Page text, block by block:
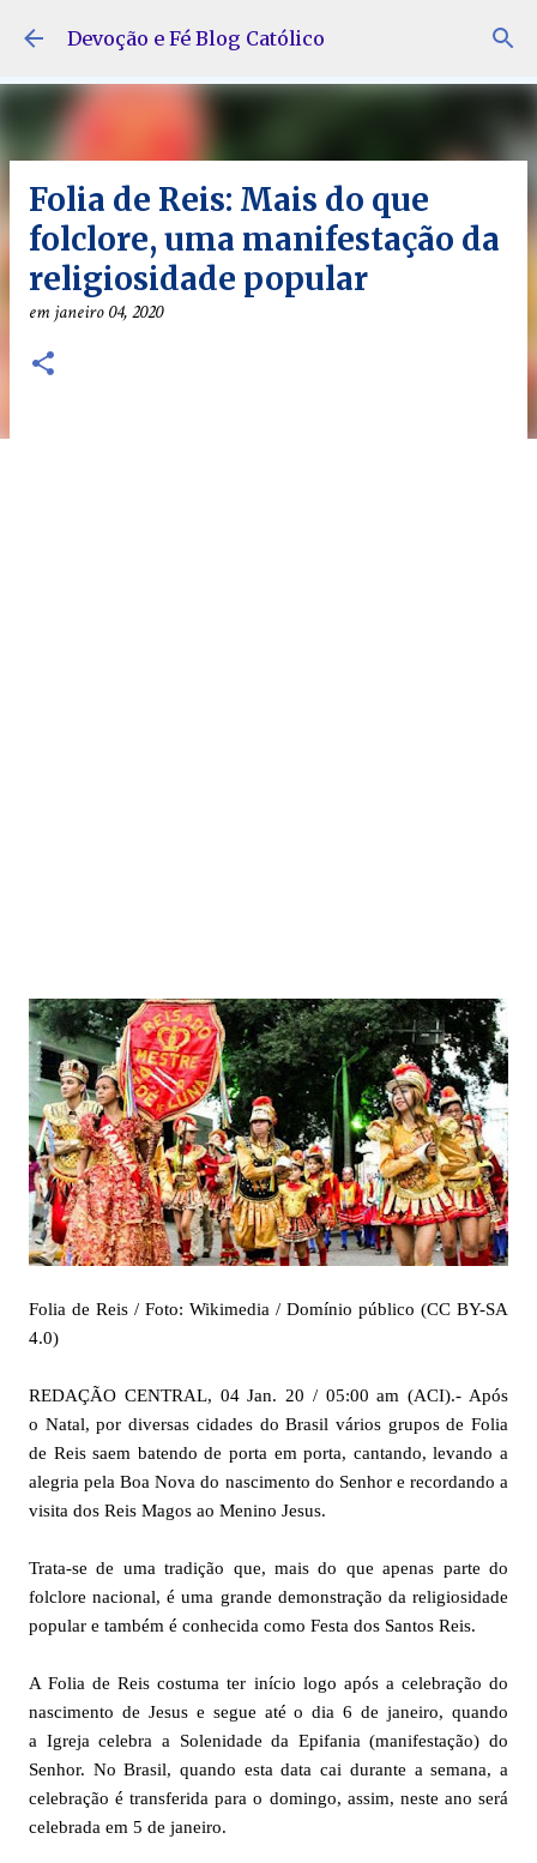
Pular para o conteúdo principal
Devoção e Fé Blog Católico
Folia de Reis: Mais do que
folclore, uma manifestação da
religiosidade popular
emjaneiro 04, 2020
Folia de Reis / Foto: Wikimedia / Domínio público (CC BY-SA
4.0)
REDAÇÃO CENTRAL, 04 Jan. 20 / 05:00 am (ACI).- Após
o Natal, por diversas cidades do Brasil vários grupos de Folia
de Reis saem batendo de porta em porta, cantando, levando a
alegria pela Boa Nova do nascimento do Senhor e recordando a
visita dos Reis Magos ao Menino Jesus.
Trata-se de uma tradição que, mais do que apenas parte do
folclore nacional, é uma grande demonstração da religiosidade
popular e também é conhecida como Festa dos Santos Reis.
A Folia de Reis costuma ter início logo após a celebração do
nascimento de Jesus e segue até o dia 6 de janeiro, quando
a Igreja celebra a Solenidade da Epifania (manifestação) do
Senhor. No Brasil, quando esta data cai durante a semana, a
celebração é transferida para o domingo, assim, neste ano será
celebrada em 5 de janeiro.